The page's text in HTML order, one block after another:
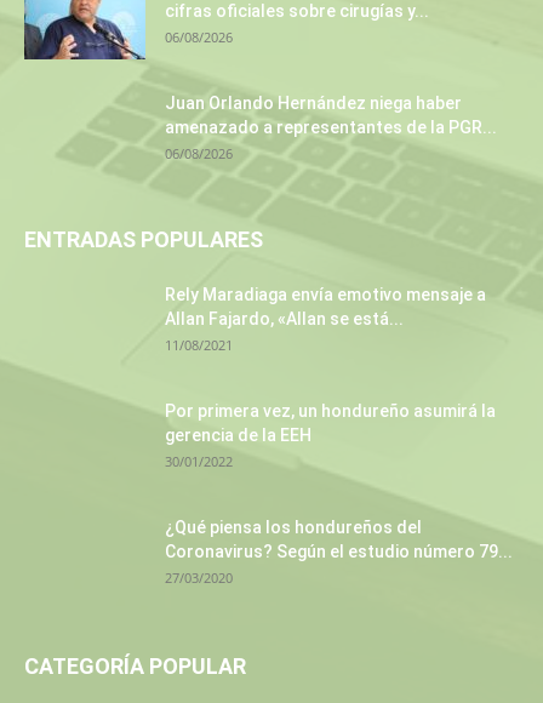
cifras oficiales sobre cirugías y...
06/08/2026
Juan Orlando Hernández niega haber
amenazado a representantes de la PGR...
06/08/2026
ENTRADAS POPULARES
Rely Maradiaga envía emotivo mensaje a
Allan Fajardo, «Allan se está...
11/08/2021
Por primera vez, un hondureño asumirá la
gerencia de la EEH
30/01/2022
¿Qué piensa los hondureños del
Coronavirus? Según el estudio número 79...
27/03/2020
CATEGORÍA POPULAR